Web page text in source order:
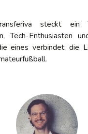
steckt ein
Tech-Enthusiasten
eines verbindet: die